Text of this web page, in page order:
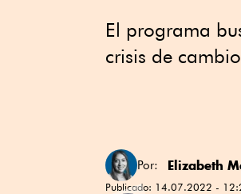
El programa
crisis de
Por: Elizabeth
Publicado: 14.07.2022 -